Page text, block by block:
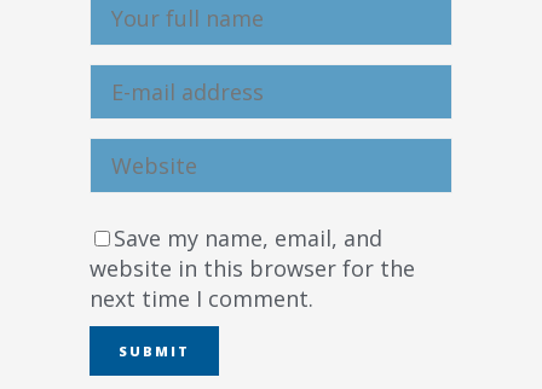
Save my name, email, and
website in this browser for the
next time I comment.